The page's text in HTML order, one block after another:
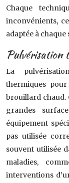
Chaque
inconvénients,
adaptée à
Pulvérisation
La
thermiques
brouillard chaud.
grandes
équipement
pas utilisée
souvent utilisée
maladies,
interventions